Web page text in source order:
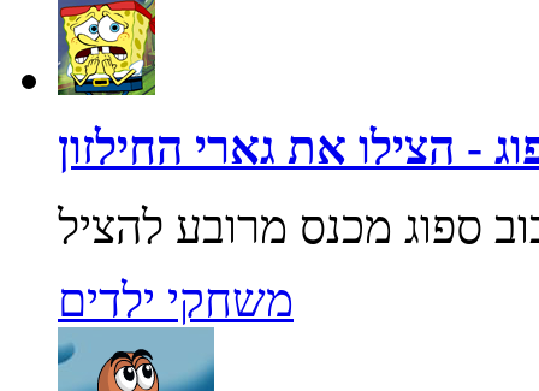
- הצילו את גארי החילזון
משחקי ילדים